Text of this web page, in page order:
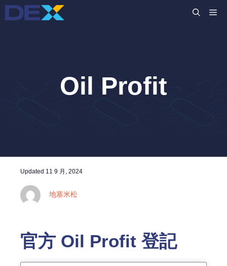
跳
至
Oil Profit
Updated 11 9 月, 2024
地塞米松
官方 Oil Profit 登記